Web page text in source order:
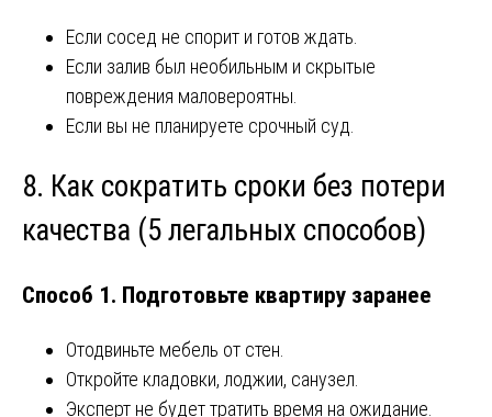
Если сосед не спорит и готов ждать.
Если залив был необильным и скрытые
повреждения маловероятны.
Если вы не планируете срочный суд.
8. Как сократить сроки без потери
качества (5 легальных способов)
Способ 1. Подготовьте квартиру заранее
Отодвиньте мебель от стен.
Откройте кладовки, лоджии, санузел.
Эксперт не будет тратить время на ожидание.